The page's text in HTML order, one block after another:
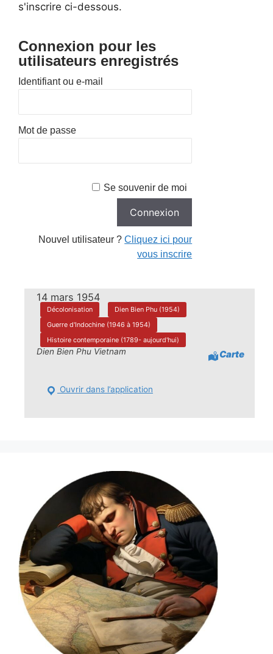
s'inscrire ci-dessous.
Connexion pour les
utilisateurs enregistrés
Identifiant ou e-mail
Mot de passe
Se souvenir de moi
Nouvel utilisateur ?Cliquez ici pour
vous inscrire
14 mars 1954
Décolonisation
Dien Bien Phu (1954)
Guerre d'Indochine (1946 à 1954)
Histoire contemporaine (1789- aujourd'hui)
Dien Bien Phu Vietnam Carte
Ouvrir dans l’application